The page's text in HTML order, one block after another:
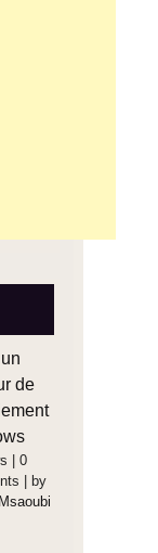
de
0
by